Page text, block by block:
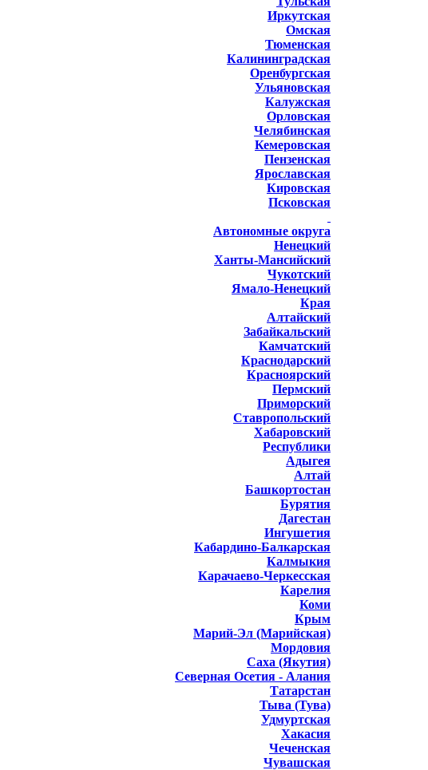
Иркутская
Омская
Тюменская
Калининградская
Оренбургская
Ульяновская
Калужская
Орловская
Челябинская
Кемеровская
Пензенская
Ярославская
Кировская
Псковская
Автономные округа
Ненецкий
Ханты-Мансийский
Чукотский
Ямало-Ненецкий
Края
Алтайский
Забайкальский
Камчатский
Краснодарский
Красноярский
Пермский
Приморский
Ставропольский
Хабаровский
Республики
Адыгея
Алтай
Башкортостан
Бурятия
Дагестан
Ингушетия
Кабардино-Балкарская
Калмыкия
Карачаево-Черкесская
Карелия
Коми
Крым
Марий-Эл (Марийская)
Мордовия
Саха (Якутия)
Северная Осетия - Алания
Татарстан
Тыва (Тува)
Удмуртская
Хакасия
Чеченская
Чувашская